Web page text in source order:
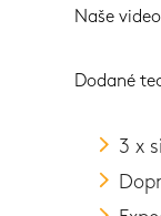
Naše
Dodané
3 x